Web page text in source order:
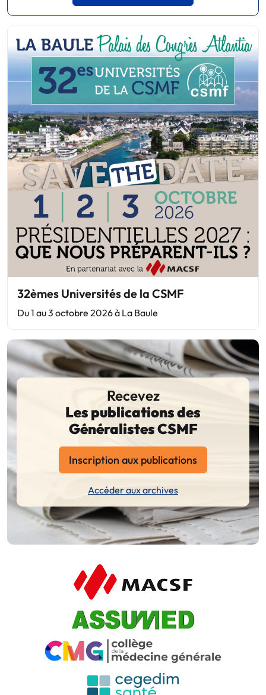
32èmes Universités de la CSMF
Du 1 au 3 octobre 2026 à La Baule
Recevez
Les publications des
Généralistes CSMF
Inscription aux publications
Accéder aux archives